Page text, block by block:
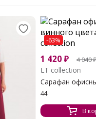
-63%
1 420₽ 4 040
LT collection
Сарафан
44
В